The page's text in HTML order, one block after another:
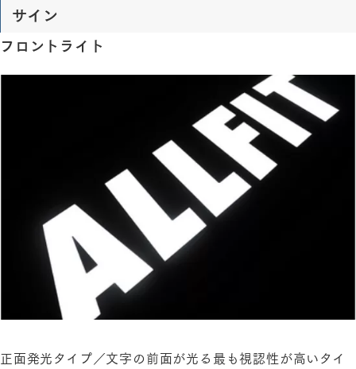
サイン
フロントライト
正面発光タイプ／文字の前面が光る最も視認性が高いタイ